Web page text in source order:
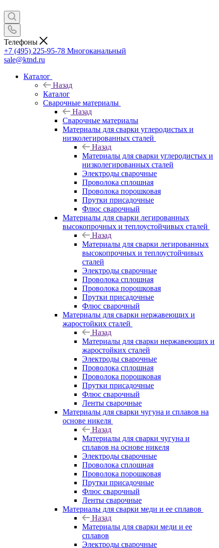
Телефоны
+7 (495) 225-95-78 Многоканальный
sale@ktnd.ru
Каталог
Назад
Каталог
Сварочные материалы
Назад
Сварочные материалы
Материалы для сварки углеродистых и
низколегированных сталей
Назад
Материалы для сварки углеродистых и
низколегированных сталей
Электроды сварочные
Проволока сплошная
Проволока порошковая
Прутки присадочные
Флюс сварочный
Материалы для сварки легированных
высокопрочных и теплоустойчивых сталей
Назад
Материалы для сварки легированных
высокопрочных и теплоустойчивых
сталей
Электроды сварочные
Проволока сплошная
Проволока порошковая
Прутки присадочные
Флюс сварочный
Материалы для сварки нержавеющих и
жаростойких сталей
Назад
Материалы для сварки нержавеющих и
жаростойких сталей
Электроды сварочные
Проволока сплошная
Проволока порошковая
Прутки присадочные
Флюс сварочный
Ленты сварочные
Материалы для сварки чугуна и сплавов на
основе никеля
Назад
Материалы для сварки чугуна и
сплавов на основе никеля
Электроды сварочные
Проволока сплошная
Проволока порошковая
Прутки присадочные
Флюс сварочный
Ленты сварочные
Материалы для сварки меди и ее сплавов
Назад
Материалы для сварки меди и ее
сплавов
Электроды сварочные